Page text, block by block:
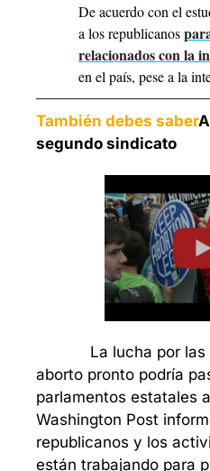
De acuerdo con el
a los republicanos
relacionados con la
en el país, pese a la
También debes saber
segundo sindicato
aborto pronto podría
parlamentos estatales
Washington Post
republicanos y los
están trabajando para